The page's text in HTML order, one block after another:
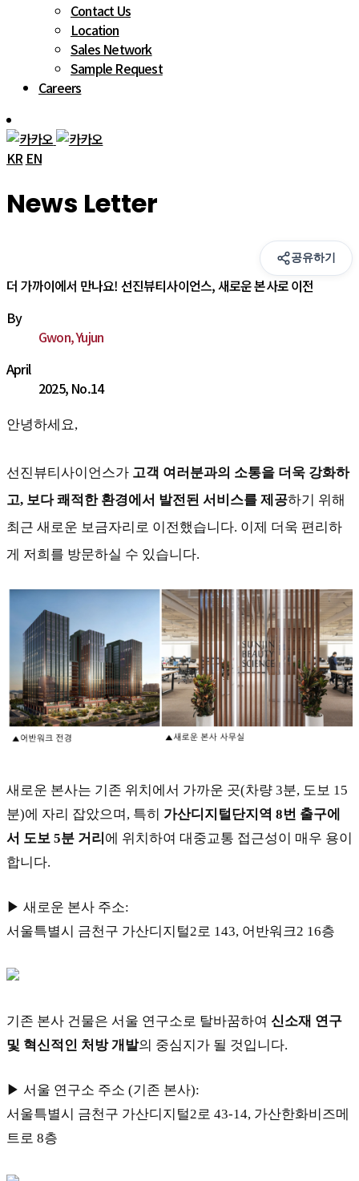
Contact Us
Location
Sales Network
Sample Request
Careers
KR EN
News Letter
공유하기
더 가까이에서 만나요! 선진뷰티사이언스, 새로운 본사로 이전
By
Gwon, Yujun
April
2025, No.14
안녕하세요,
선진뷰티사이언스가 고객 여러분과의 소통을 더욱 강화하
고, 보다 쾌적한 환경에서 발전된 서비스를 제공하기 위해
최근 새로운 보금자리로 이전했습니다. 이제 더욱 편리하
게 저희를 방문하실 수 있습니다.
새로운 본사는 기존 위치에서 가까운 곳(차량 3분, 도보 15
분)에 자리 잡았으며, 특히 가산디지털단지역 8번 출구에
서 도보 5분 거리 에 위치하여 대중교통 접근성이 매우 용이
합니다.
▶ 새로운 본사 주소:
서울특별시 금천구 가산디지털2로 143, 어반워크2 16층
기존 본사 건물은 서울 연구소로 탈바꿈하여 신소재 연구
및 혁신적인 처방 개발의 중심지가 될 것입니다.
▶ 서울 연구소 주소 (기존 본사):
서울특별시 금천구 가산디지털2로 43-14, 가산한화비즈메
트로 8층